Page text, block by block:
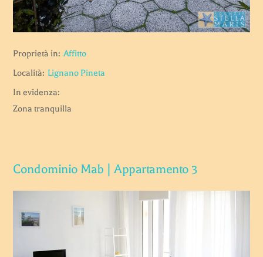
Proprietà in: Affitto
Località: Lignano Pineta
In evidenza:
Zona tranquilla
Condominio Mab | Appartamento 3